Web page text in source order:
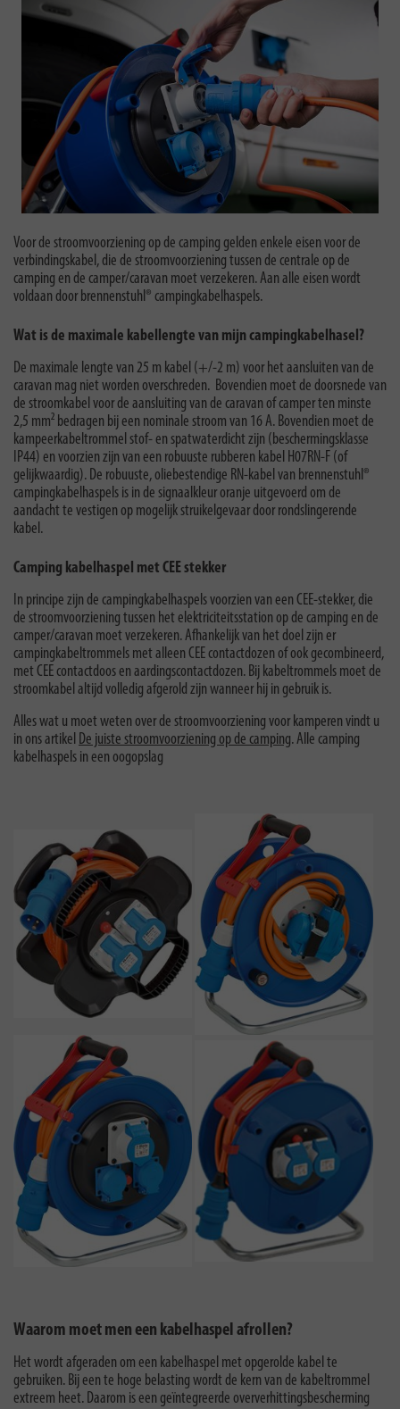
Voor de stroomvoorziening op de camping gelden enkele eisen voor de
verbindingskabel, die de stroomvoorziening tussen de centrale op de
camping en de camper/caravan moet verzekeren. Aan alle eisen wordt
voldaan door brennenstuhl® campingkabelhaspels.
Wat is de maximale kabellengte van mijn campingkabelhasel?
De maximale lengte van 25 m kabel (+/-2 m) voor het aansluiten van de
caravan mag niet worden overschreden. Bovendien moet de doorsnede van
de stroomkabel voor de aansluiting van de caravan of camper ten minste
2,5 mm² bedragen bij een nominale stroom van 16 A. Bovendien moet de
kampeerkabeltrommel stof- en spatwaterdicht zijn (beschermingsklasse
IP44) en voorzien zijn van een robuuste rubberen kabel H07RN-F (of
gelijkwaardig). De robuuste, oliebestendige RN-kabel van brennenstuhl®
campingkabelhaspels is in de signaalkleur oranje uitgevoerd om de
aandacht te vestigen op mogelijk struikelgevaar door rondslingerende
kabel.
Camping kabelhaspel met CEE stekker
In principe zijn de campingkabelhaspels voorzien van een CEE-stekker, die
de stroomvoorziening tussen het elektriciteitsstation op de camping en de
camper/caravan moet verzekeren. Afhankelijk van het doel zijn er
campingkabeltrommels met alleen CEE contactdozen of ook gecombineerd,
met CEE contactdoos en aardingscontactdozen. Bij kabeltrommels moet de
stroomkabel altijd volledig afgerold zijn wanneer hij in gebruik is.
Alles wat u moet weten over de stroomvoorziening voor kamperen vindt u
in ons artikel De juiste stroomvoorziening op de camping. Alle camping
kabelhaspels in een oogopslag
Waarom moet men een kabelhaspel afrollen?
Het wordt afgeraden om een kabelhaspel met opgerolde kabel te
gebruiken. Bij een te hoge belasting wordt de kern van de kabeltrommel
extreem heet. Daarom is een geïntegreerde oververhittingsbescherming